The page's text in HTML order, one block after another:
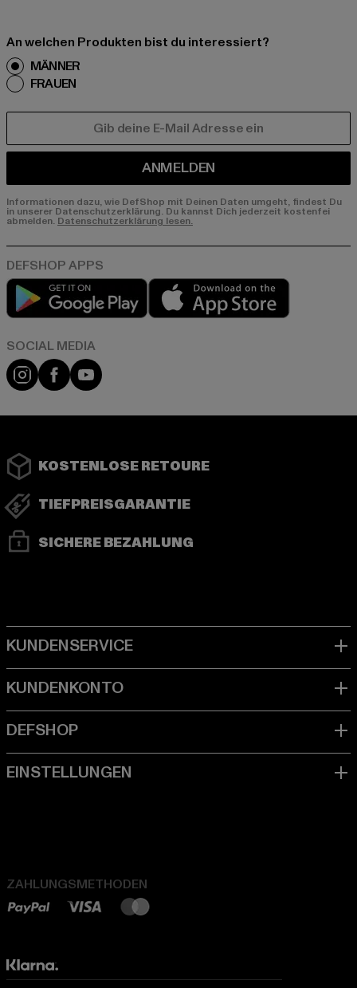
An welchen Produkten bist du interessiert?
MÄNNER
FRAUEN
ANMELDEN
Informationen dazu, wie DefShop mit Deinen Daten umgeht, findest Du
in unserer Datenschutzerklärung. Du kannst Dich jederzeit kostenfei
abmelden. Datenschutzerklärung lesen.
Play market
Instagram
FacebookYouTube
KOSTENLOSE RETOURE
TIEFPREISGARANTIE
SICHERE BEZAHLUNG
ZAHLUNGSMETHODEN